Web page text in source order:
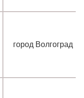
город Волгоград